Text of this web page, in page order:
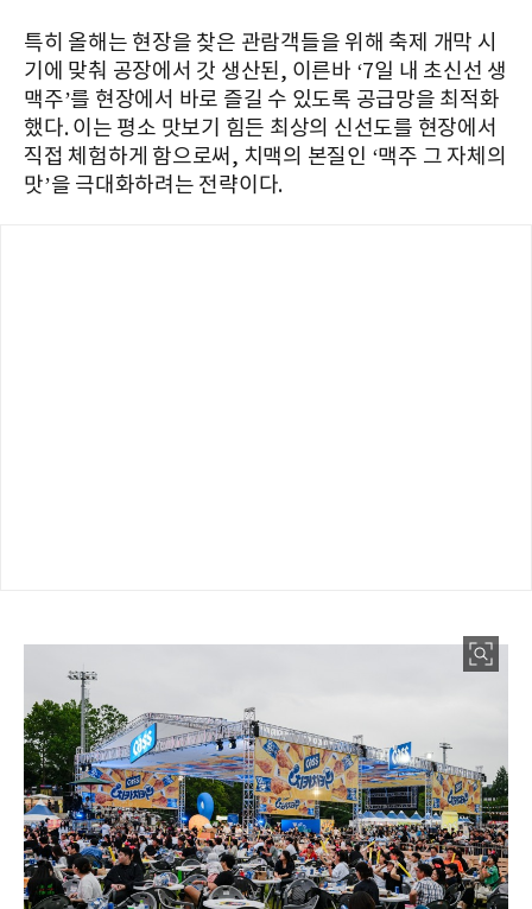
특히 올해는 현장을 찾은 관람객들을 위해 축제 개막 시
기에 맞춰 공장에서 갓 생산된, 이른바 ‘7일 내 초신선 생
맥주’를 현장에서 바로 즐길 수 있도록 공급망을 최적화
했다. 이는 평소 맛보기 힘든 최상의 신선도를 현장에서
직접 체험하게 함으로써, 치맥의 본질인 ‘맥주 그 자체의
맛’을 극대화하려는 전략이다.